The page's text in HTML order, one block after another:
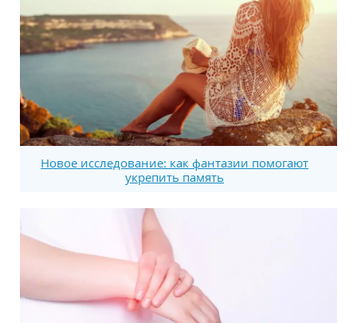
Новое исследование: как фантазии помогают
укрепить память